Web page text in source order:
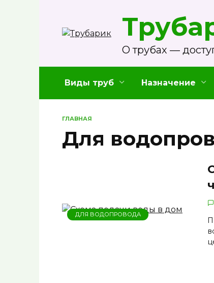
О трубах —
Виды труб Назначение
ГЛАВНАЯ
Для
ДЛЯ ВОДОПРОВОДА